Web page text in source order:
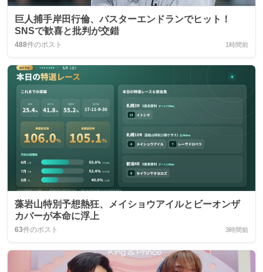
巨人捕手岸田行倫、バスターエンドランでヒット！
SNSで歓喜と批判が交錯
488件のポスト 1時間前
藻岩山特別予想熱狂、メイショウアイルとビーオンザ
カバーが本命に浮上
63件のポスト 3時間前